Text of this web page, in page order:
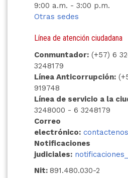
9:00 a.m. - 3:00 p.m.
Otras sedes
Línea de atención ciudadana
Conmuntador:(+57) 6
3248179
Línea Anticorrupción:
919748
Línea de servicio a la
3248000 - 6 3248179
Correo
electrónico:
Notificaciones
judiciales:
Nit: 891.480.030-2